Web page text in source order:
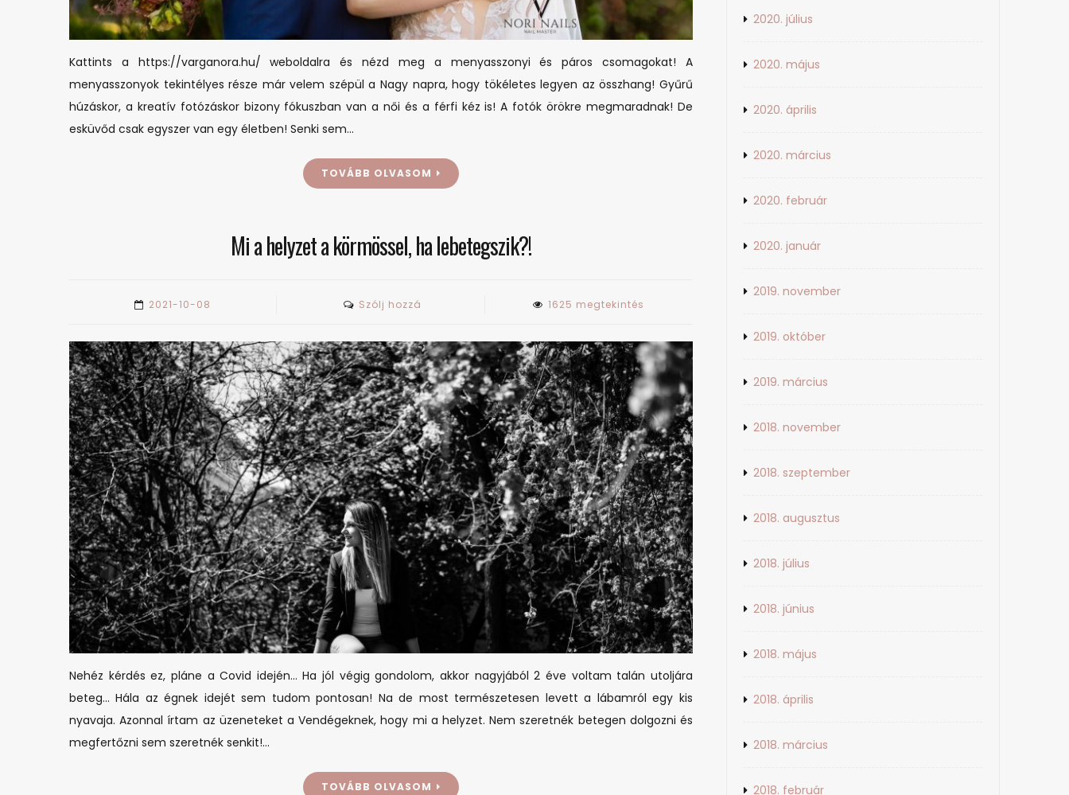
Kattints a https://varganora.hu/ weboldalra és nézd meg a menyasszonyi és páros csomagokat! A
menyasszonyok tekintélyes része már velem szépül a Nagy napra, hogy tökéletes legyen az összhang! Gyűrű
húzáskor, a kreatív fotózáskor bizony fókuszban van a női és a férfi kéz is! A fotók örökre megmaradnak! De
esküvőd csak egyszer van egy életben! Senki sem…
TOVÁBB OLVASOM
Mi a helyzet a körmössel, ha lebetegszik?!
2021-10-08 Szólj hozzá
a
helyzet
a
körmössel,
ha
lebetegszik?!
1625 megtekintés
Nehéz kérdés ez, pláne a Covid idején… Ha jól végig gondolom, akkor nagyjából 2 éve voltam talán utoljára
beteg… Hála az égnek idejét sem tudom pontosan! Na de most természetesen levett a lábamról egy kis
nyavaja. Azonnal írtam az üzeneteket a Vendégeknek, hogy mi a helyzet. Nem szeretnék betegen dolgozni és
megfertőzni sem szeretnék senkit!…
TOVÁBB OLVASOM
2020. július
2020. május
2020. április
2020. március
2020. február
2020. január
2019. november
2019. október
2019. március
2018. november
2018. szeptember
2018. augusztus
2018. július
2018. június
2018. május
2018. április
2018. március
2018. február